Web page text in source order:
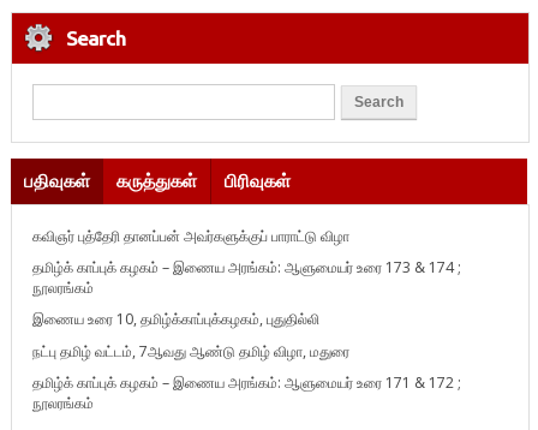
Search
பதிவுகள் கருத்துகள் பிரிவுகள்
கவிஞர் புத்தேரி தானப்பன் அவர்களுக்குப் பாராட்டு விழா
தமிழ்க் காப்புக் கழகம் – இணைய அரங்கம்: ஆளுமையர் உரை 173 & 174 ;
நூலரங்கம்
இணைய உரை 10, தமிழ்க்காப்புக்கழகம், புதுதில்லி
நட்பு தமிழ் வட்டம், 7ஆவது ஆண்டு தமிழ் விழா, மதுரை
தமிழ்க் காப்புக் கழகம் – இணைய அரங்கம்: ஆளுமையர் உரை 171 & 172 ;
நூலரங்கம்